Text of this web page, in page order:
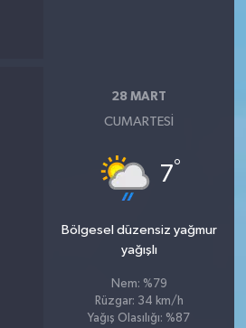
28 MART
CUMARTESI
7°
Bölgesel düzensiz yağmur
yağışlı
Nem: %79
Rüzgar: 34 km/h
Yağış Olasılığı: %87